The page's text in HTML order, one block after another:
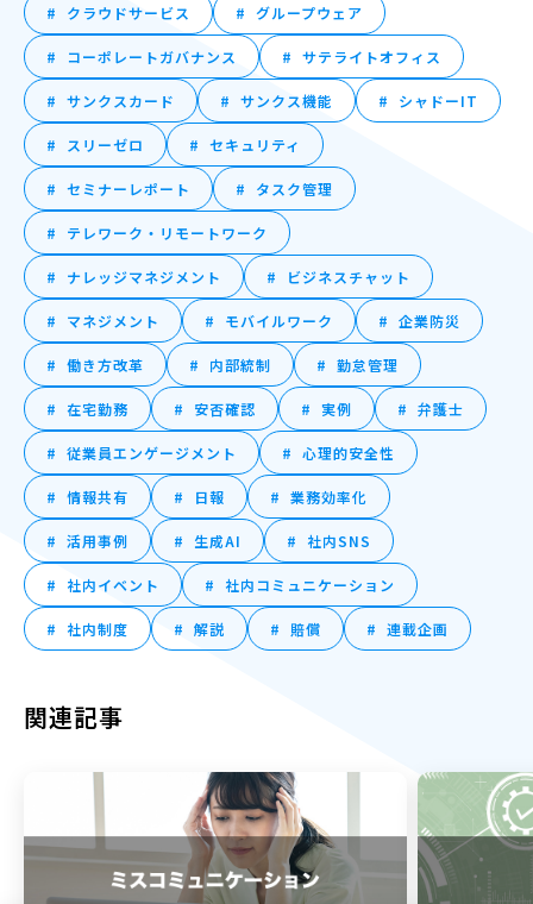
クラウドサービス グループウェア
コーポレートガバナンス サテライトオフィス
サンクスカード サンクス機能 シャドーIT
スリーゼロ セキュリティ
セミナーレポート タスク管理
テレワーク・リモートワーク
ナレッジマネジメント ビジネスチャット
マネジメント モバイルワーク 企業防災
働き方改革 内部統制 勤怠管理
在宅勤務 安否確認 実例 弁護士
従業員エンゲージメント 心理的安全性
情報共有 日報 業務効率化
活用事例 生成AI 社内SNS
社内イベント 社内コミュニケーション
社内制度 解説 賠償 連載企画
関連記事